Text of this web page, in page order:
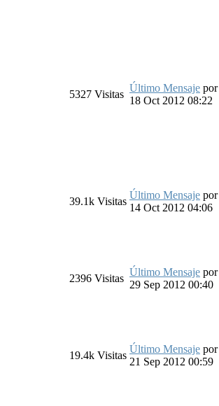
5327 Visitas
Último Mensaje por
18 Oct 2012 08:22
39.1k Visitas
Último Mensaje por
14 Oct 2012 04:06
2396 Visitas
Último Mensaje por
29 Sep 2012 00:40
19.4k Visitas
Último Mensaje por
21 Sep 2012 00:59